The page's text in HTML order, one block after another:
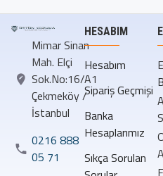
Mimar Sinan
Mah. Elçi
Sok.No:16/A1
Çekmeköy /
İstanbul
0216 888
05 71
HESABIM
Hesabım
Sipariş Geçmişi
Banka
Hesaplarımız
Sıkça Sorulan